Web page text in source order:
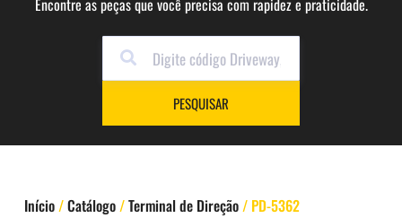
Encontre as peças que você precisa com rapidez e praticidade.
PESQUISAR
Início/Catálogo/Terminal de Direção/ PD-5362